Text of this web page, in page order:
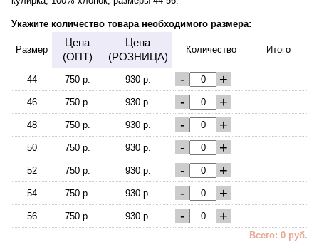
Укажите количество товаранеобходимого размера:
Размер
Цена
(ОПТ)
Цена
(РОЗНИЦА)
Количество Итого
44 750 р. 930 р. - +
46 750 р. 930 р. - +
48 750 р. 930 р. - +
50 750 р. 930 р. - +
52 750 р. 930 р. - +
54 750 р. 930 р. - +
56 750 р. 930 р. - +
Всего: 0 руб.